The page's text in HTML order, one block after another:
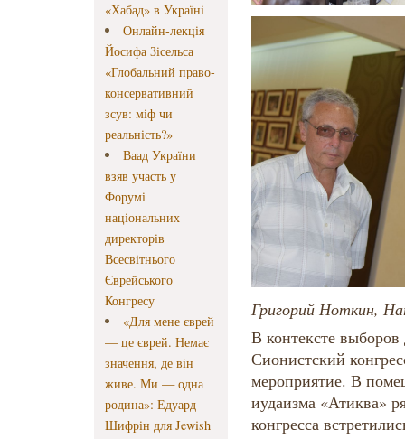
«Хабад» в Україні
Онлайн-лекція
Йосифа Зісельса
«Глобальний право-
консервативний
зсув: міф чи
реальність?»
Ваад України
взяв участь у
Форумі
національних
директорів
Всесвітнього
Єврейського
Конгресу
«Для мене єврей
— це єврей. Немає
значення, де він
живе. Ми — одна
родина»: Едуард
Шифрін для Jewish
Григорий Ноткин,
В контексте
Сионистский
мероприятие. В
иудаизма «Атиква»
конгресса